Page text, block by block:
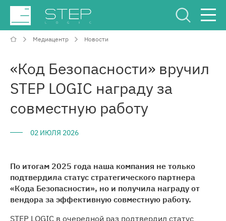
Медиацентр Новости
«Код Безопасности» вручил
STEP LOGIC награду за
совместную работу
02 ИЮЛЯ 2026
По итогам 2025 года наша компания не только
подтвердила статус стратегического партнера
«Кода Безопасности», но и получила награду от
вендора за эффективную совместную работу.
STEP LOGIC в очередной раз подтвердил статус
Компетенции и услуги
Отрасли